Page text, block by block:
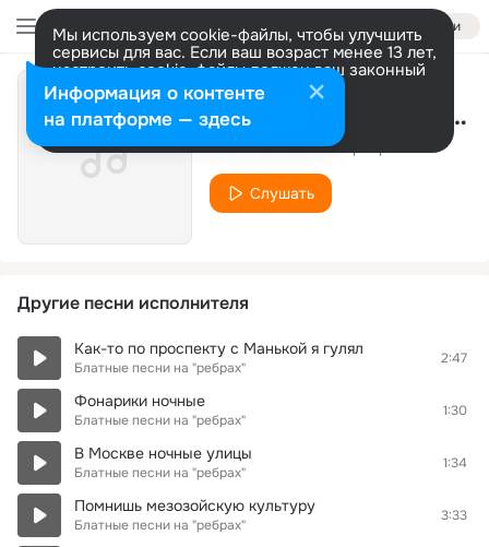
Войти
Мы используем cookie-файлы, чтобы улучшить
сервисы для вас. Если ваш возраст менее 13 лет,
настроить cookie-файлы должен ваш законный
представитель. Больше информации
Разрешить все Настроить 13. В ЭТОМ ПАРКЕ ГУСТОМ ( С.СОРОКИН )
Блатные песни на "ребрах"
Слушать
Другие песни исполнителя
Как-то по проспекту с Манькой я гулял
Блатные песни на "ребрах"
2:47
Фонарики ночные
Блатные песни на "ребрах"
1:30
В Москве ночные улицы
Блатные песни на "ребрах"
1:34
Помнишь мезозойскую культуру
Блатные песни на "ребрах"
3:33
Информация о контенте
на платформе — здесь